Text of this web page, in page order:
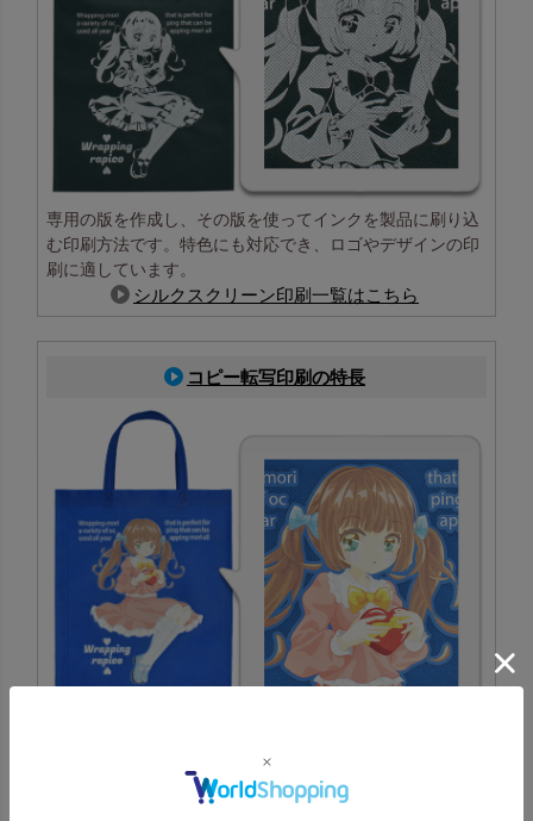
専用の版を作成し、その版を使ってインクを製品に刷り込
む印刷方法です。特色にも対応でき、ロゴやデザインの印
刷に適しています。
シルクスクリーン印刷一覧はこちら
コピー転写印刷の特長
ラー表現が可能。写真やイラストも鮮やかに再現でき、イ
ベント配布にも最適